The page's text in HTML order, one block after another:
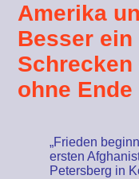
Amerika
Besser ein
ohne Ende
„Frieden
ersten
Petersberg in